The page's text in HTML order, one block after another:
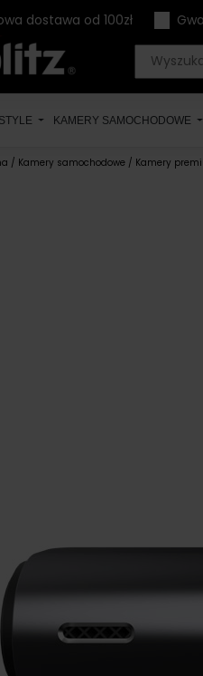
dostawa od 100zł
KAMERY SAMOCHODOWE
/ Kamery samochodowe / Kamery